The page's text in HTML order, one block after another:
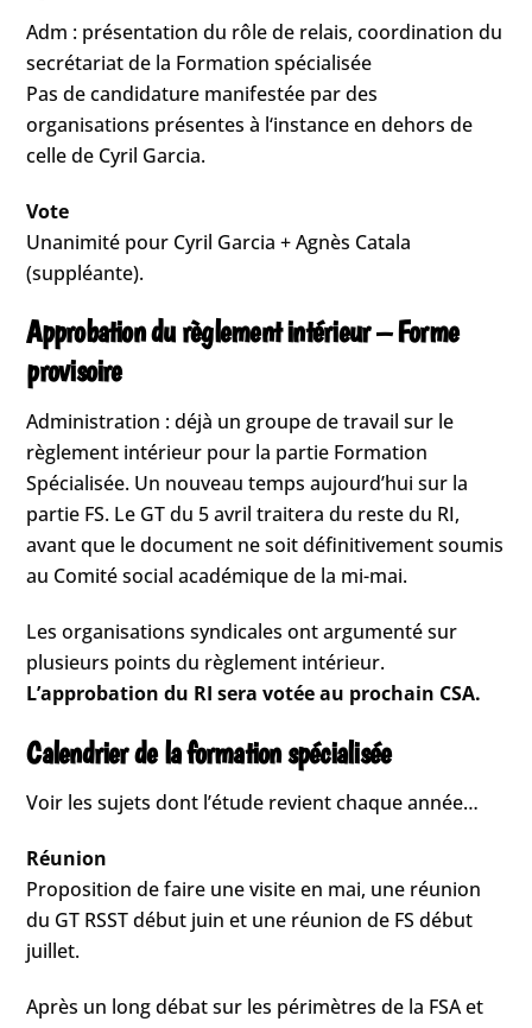
Adm : présentation du rôle de relais, coordination du
secrétariat de la Formation spécialisée
Pas de candidature manifestée par des
organisations présentes à l‘instance en dehors de
celle de Cyril Garcia.
Vote
Unanimité pour Cyril Garcia + Agnès Catala
(suppléante).
Approbation du règlement intérieur – Forme
provisoire
Administration : déjà un groupe de travail sur le
règlement intérieur pour la partie Formation
Spécialisée. Un nouveau temps aujourd’hui sur la
partie FS. Le GT du 5 avril traitera du reste du RI,
avant que le document ne soit définitivement soumis
au Comité social académique de la mi-mai.
Les organisations syndicales ont argumenté sur
plusieurs points du règlement intérieur.
L’approbation du RI sera votée au prochain CSA.
Calendrier de la formation spécialisée
Voir les sujets dont l’étude revient chaque année…
Réunion
Proposition de faire une visite en mai, une réunion
du GT RSST début juin et une réunion de FS début
juillet.
Après un long débat sur les périmètres de la FSA et